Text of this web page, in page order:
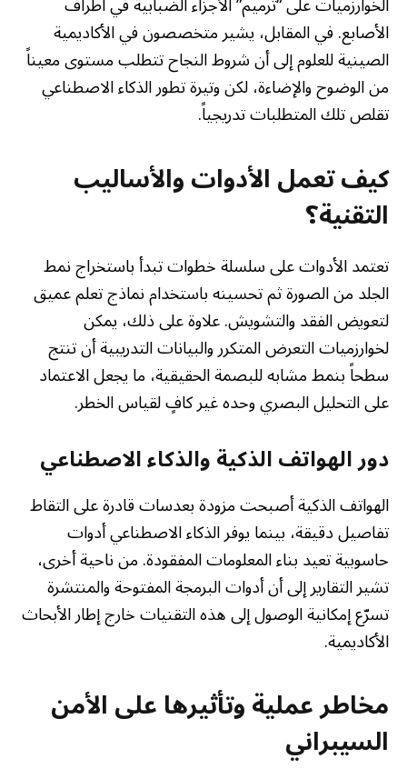
الأصابع. في المقابل، يشير متخصصون في الأكاديمية
الصينية للعلوم إلى أن شروط النجاح تتطلب مستوى معيناً
من الوضوح والإضاءة، لكن وتيرة تطور الذكاء الاصطناعي
تقلص تلك المتطلبات تدريجياً.
كيف تعمل الأدوات والأساليب
التقنية؟
تعتمد الأدوات على سلسلة خطوات تبدأ باستخراج نمط
الجلد من الصورة ثم تحسينه باستخدام نماذج تعلم عميق
لتعويض الفقد والتشويش. علاوة على ذلك، يمكن
لخوارزميات التعرض المتكرر والبيانات التدريبية أن تنتج
سطحاً بنمط مشابه للبصمة الحقيقية، ما يجعل الاعتماد
على التحليل البصري وحده غير كافٍ لقياس الخطر.
دور الهواتف الذكية والذكاء الاصطناعي
الهواتف الذكية أصبحت مزودة بعدسات قادرة على التقاط
تفاصيل دقيقة، بينما يوفر الذكاء الاصطناعي أدوات
حاسوبية تعيد بناء المعلومات المفقودة. من ناحية أخرى،
تشير التقارير إلى أن أدوات البرمجة المفتوحة والمنتشرة
تسرّع إمكانية الوصول إلى هذه التقنيات خارج إطار الأبحاث
الأكاديمية.
مخاطر عملية وتأثيرها على الأمن
السيبراني